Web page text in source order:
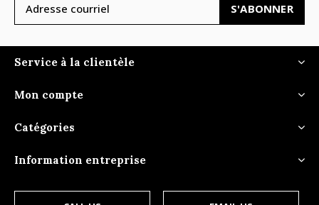
S'ABONNER
Service à la clientèle
Mon compte
Catégories
Information entreprise